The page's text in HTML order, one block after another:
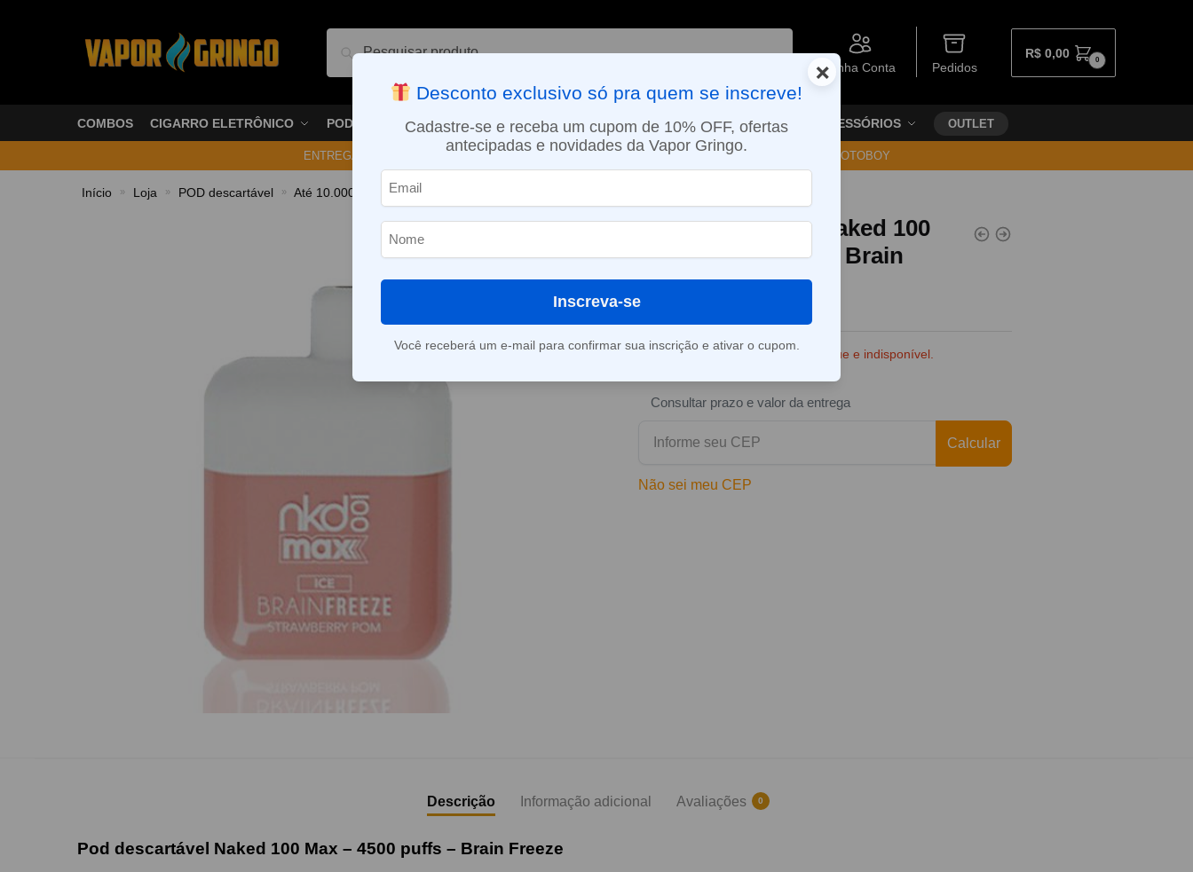
Pesquisar
Minha Conta Pedidos
R$ 0,00 0
COMBOS CIGARRO ELETRÔNICO PODS VAPORIZADOR DE ERVAS E-LIQUÍDOS NICOTINA ORAL ACESSÓRIOS OUTLET
ENTREGA NO MESMO DIA EM SÃO PAULO (SEG A SEX): PEDIDOS APROVADOS ATÉ 15:30 VIA MOTOBOY
Início » Loja » POD descartável » Até 10.000 Puffs » Pod descartável Naked 100 Max – 4500 puffs – Brain Freeze
Pod descartável Naked 100
Max – 4500 puffs – Brain
Freeze
Este produto está fora de estoque e indisponível.
Consultar prazo e valor da entrega
Calcular
Não sei meu CEP
Descrição Informação adicional Avaliações 0
Pod descartável Naked 100 Max – 4500 puffs – Brain Freeze
×
Desconto exclusivo só pra quem se inscreve!
Cadastre-se e receba um cupom de 10% OFF, ofertas
antecipadas e novidades da Vapor Gringo.
Inscreva-se
Você receberá um e-mail para confirmar sua inscrição e ativar o cupom.